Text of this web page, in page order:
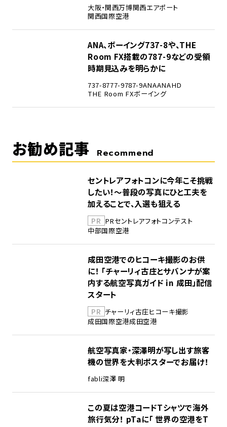
大阪・関西万博関西エアポート
関西国際空港
ANA、ボーイング737-8や、THE
Room FX搭載の787-9などの受領
時期見込みを明らかに
737-8777-9787-9ANAANAHD
THE Room FXボーイング
お勧め記事 Recommend
セントレアフォトコンに今年こそ挑戦
したい！～普段の写真にひと工夫を
加えることで、入選も狙える
PR PRセントレアフォトコンテスト
中部国際空港
成田空港でのヒコーキ撮影のお供
に！ 「チャーリィ古庄とサバンナが案
内する航空写真ガイド in 成田」配信
スタート
PR チャーリィ古庄ヒコーキ撮影
成田国際空港成田空港
航空写真家・深澤明が写し出す旅客
機の世界を大判ポスターでお届け！
fabli深澤 明
この夏は空港コードTシャツで海外
旅行気分！ pTaに「 世界の空港をT